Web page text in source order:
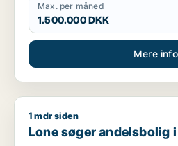
Max. per måned
1.500.000 DKK
Mere info
Lone søger andelsbolig i
1 mdr siden
Lone søger andelsbolig